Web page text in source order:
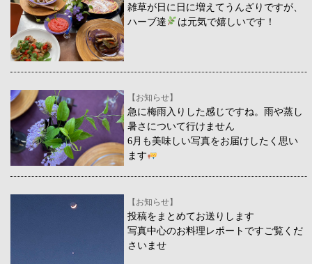
雑草が日に日に増えてうんざりですが、
ハーブ達
は元気で嬉しいです！
【お知らせ】
急に梅雨入りした感じですね。雨や蒸し
暑さについて行けません
6月も美味しい写真をお届けしたく思い
ます
【お知らせ】
投稿をまとめてお送りします
写真中心のお料理レポートですご覧くだ
さいませ